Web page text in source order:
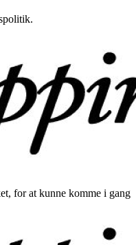
for at kunne komme i gang